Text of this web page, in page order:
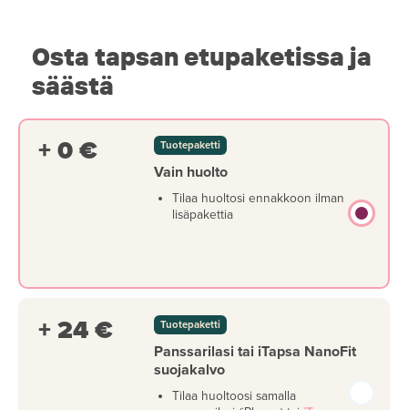
Osta tapsan etupaketissa ja
säästä
+ 0 € Tuotepaketti
Vain huolto
Tilaa huoltosi ennakkoon ilman
lisäpakettia
+ 24 € Tuotepaketti
Panssarilasi tai iTapsa NanoFit
suojakalvo
Tilaa huoltoosi samalla